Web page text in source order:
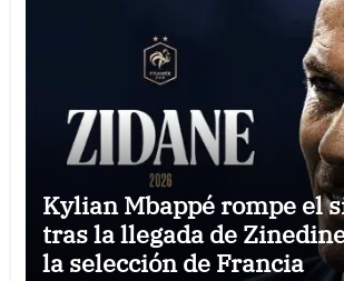
Kylian Mbappé rompe el
tras la llegada de
la selección de Francia